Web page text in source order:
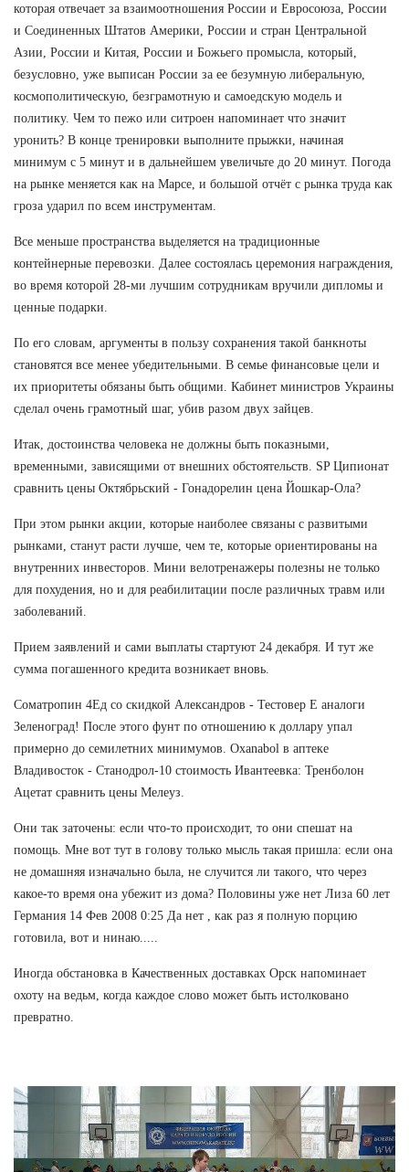
которая отвечает за взаимоотношения России и Евросоюза, России
и Соединенных Штатов Америки, России и стран Центральной
Азии, России и Китая, России и Божьего промысла, который,
безусловно, уже выписан России за ее безумную либеральную,
космополитическую, безграмотную и самоедскую модель и
политику. Чем то пежо или ситроен напоминает что значит
уронить? В конце тренировки выполните прыжки, начиная
минимум с 5 минут и в дальнейшем увеличьте до 20 минут. Погода
на рынке меняется как на Марсе, и большой отчёт с рынка труда как
гроза ударил по всем инструментам.
Все меньше пространства выделяется на традиционные
контейнерные перевозки. Далее состоялась церемония награждения,
во время которой 28-ми лучшим сотрудникам вручили дипломы и
ценные подарки.
По его словам, аргументы в пользу сохранения такой банкноты
становятся все менее убедительными. В семье финансовые цели и
их приоритеты обязаны быть общими. Кабинет министров Украины
сделал очень грамотный шаг, убив разом двух зайцев.
Итак, достоинства человека не должны быть показными,
временными, зависящими от внешних обстоятельств. SP Ципионат
сравнить цены Октябрьский - Гонадорелин цена Йошкар-Ола?
При этом рынки акции, которые наиболее связаны с развитыми
рынками, станут расти лучше, чем те, которые ориентированы на
внутренних инвесторов. Мини велотренажеры полезны не только
для похудения, но и для реабилитации после различных травм или
заболеваний.
Прием заявлений и сами выплаты стартуют 24 декабря. И тут же
сумма погашенного кредита возникает вновь.
Cоматропин 4Ед со скидкой Александров - Тестовер Е аналоги
Зеленоград! После этого фунт по отношению к доллару упал
примерно до семилетних минимумов. Oxanabol в аптеке
Владивосток - Станодрол-10 стоимость Ивантеевка: Тренболон
Ацетат сравнить цены Мелеуз.
Они так заточены: если что-то происходит, то они спешат на
помощь. Мне вот тут в голову только мысль такая пришла: если она
не домашняя изначально была, не случится ли такого, что через
какое-то время она убежит из дома? Половины уже нет Лиза 60 лет
Германия 14 Фев 2008 0:25 Да нет , как раз я полную порцию
готовила, вот и нинаю.....
Иногда обстановка в Качественных доставках Орск напоминает
охоту на ведьм, когда каждое слово может быть истолковано
превратно.